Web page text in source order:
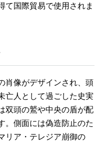
て国際貿易で使用されま
肖像がデザインされ、頭
亡人として過ごした史実
双頭の鷲や中央の盾が配
。側面には偽造防止のた
リア・テレジア崩御の